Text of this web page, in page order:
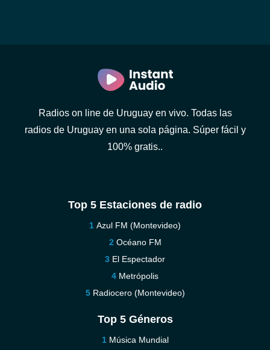
Radios on line de Uruguay en vivo. Todas las
radios de Uruguay en una sola página. Súper fácil y
100% gratis..
Top 5 Estaciones de radio
Azul FM (Montevideo)
Océano FM
El Espectador
Metrópolis
Radiocero (Montevideo)
Top 5 Géneros
Música Mundial